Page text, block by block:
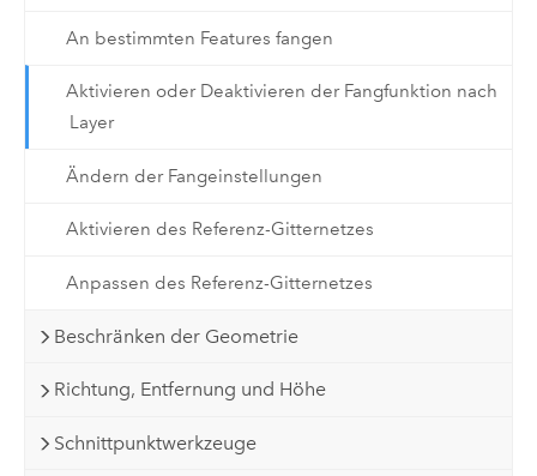
An bestimmten Features fangen
Aktivieren oder Deaktivieren der Fangfunktion nach
Layer
Ändern der Fangeinstellungen
Aktivieren des Referenz-Gitternetzes
Anpassen des Referenz-Gitternetzes
Beschränken der Geometrie
Richtung, Entfernung und Höhe
Schnittpunktwerkzeuge